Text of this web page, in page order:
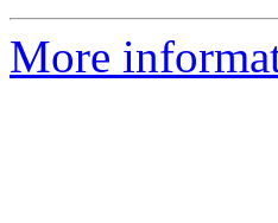
More